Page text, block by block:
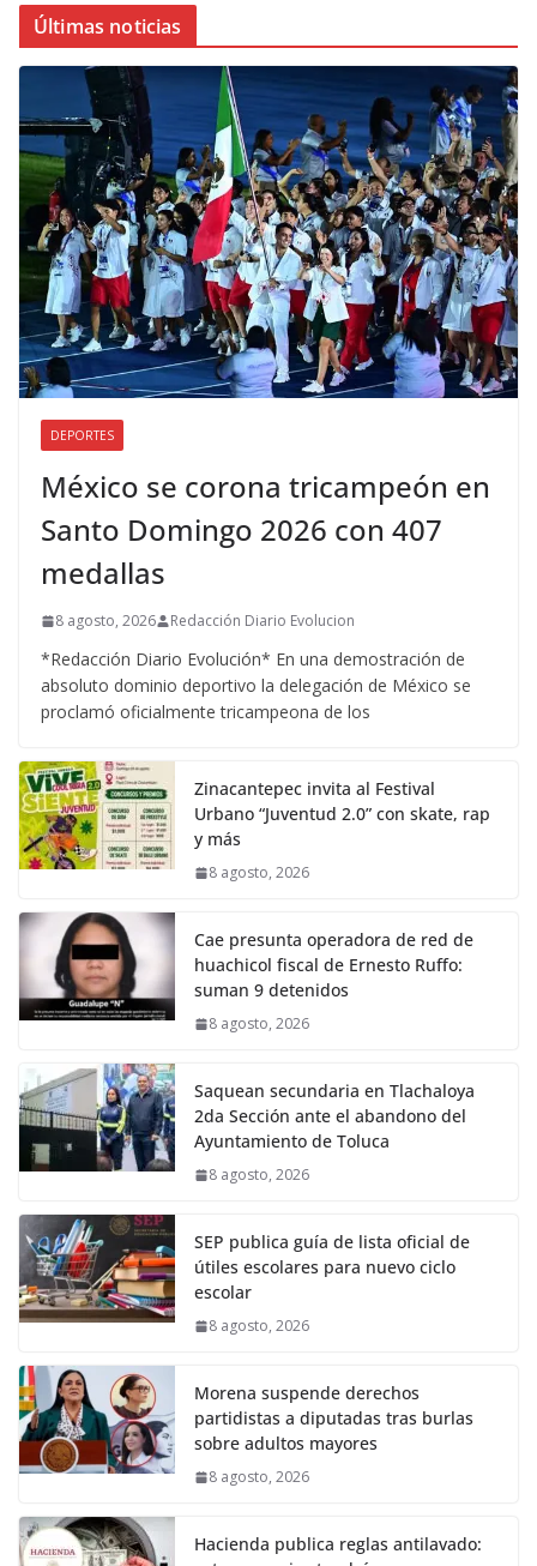
Últimas noticias
DEPORTES
México se corona tricampeón en
Santo Domingo 2026 con 407
medallas
8 agosto, 2026 Redacción Diario Evolucion
*Redacción Diario Evolución* En una demostración de
absoluto dominio deportivo la delegación de México se
proclamó oficialmente tricampeona de los
Zinacantepec invita al Festival
Urbano “Juventud 2.0” con skate, rap
y más
8 agosto, 2026
Cae presunta operadora de red de
huachicol fiscal de Ernesto Ruffo:
suman 9 detenidos
8 agosto, 2026
Saquean secundaria en Tlachaloya
2da Sección ante el abandono del
Ayuntamiento de Toluca
8 agosto, 2026
SEP publica guía de lista oficial de
útiles escolares para nuevo ciclo
escolar
8 agosto, 2026
Morena suspende derechos
partidistas a diputadas tras burlas
sobre adultos mayores
8 agosto, 2026
Hacienda publica reglas antilavado: